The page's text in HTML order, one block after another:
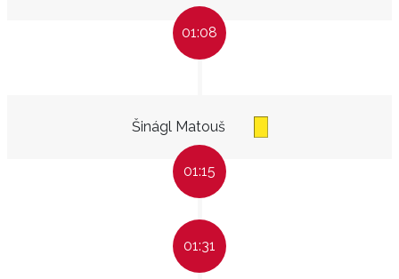
01:08
Šinágl Matouš
01:15
01:31